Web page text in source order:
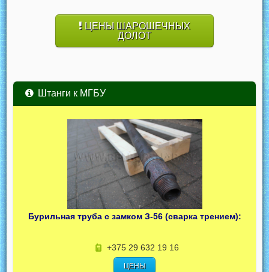
ЦЕНЫ ШАРОШЕЧНЫХ
ДОЛОТ
Штанги к МГБУ
Бурильная труба с замком З-56 (сварка трением):
+375 29 632 19 16
ЦЕНЫ